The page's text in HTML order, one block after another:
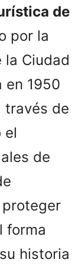
de
por la
la Ciudad
en 1950
través de
el
de
proteger
forma
historia